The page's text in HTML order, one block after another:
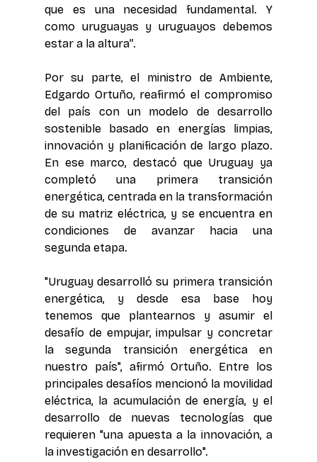
que es una necesidad fundamental. Y
como uruguayas y uruguayos debemos
estar a la altura”.
Por su parte, el ministro de Ambiente,
Edgardo Ortuño, reafirmó el compromiso
del país con un modelo de desarrollo
sostenible basado en energías limpias,
innovación y planificación de largo plazo.
En ese marco, destacó que Uruguay ya
completó una primera transición
energética, centrada en la transformación
de su matriz eléctrica, y se encuentra en
condiciones de avanzar hacia una
segunda etapa.
"Uruguay desarrolló su primera transición
energética, y desde esa base hoy
tenemos que plantearnos y asumir el
desafío de empujar, impulsar y concretar
la segunda transición energética en
nuestro país", afirmó Ortuño. Entre los
principales desafíos mencionó la movilidad
eléctrica, la acumulación de energía, y el
desarrollo de nuevas tecnologías que
requieren "una apuesta a la innovación, a
la investigación en desarrollo".